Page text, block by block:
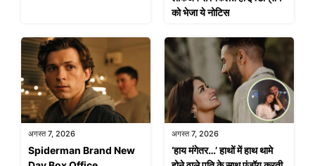
को भेजा ये नोटिस
अगस्त 7, 2026
Spiderman Brand New
अगस्त 7, 2026
‘हाय मंगेतर…’ हाथों में हाथ थामे